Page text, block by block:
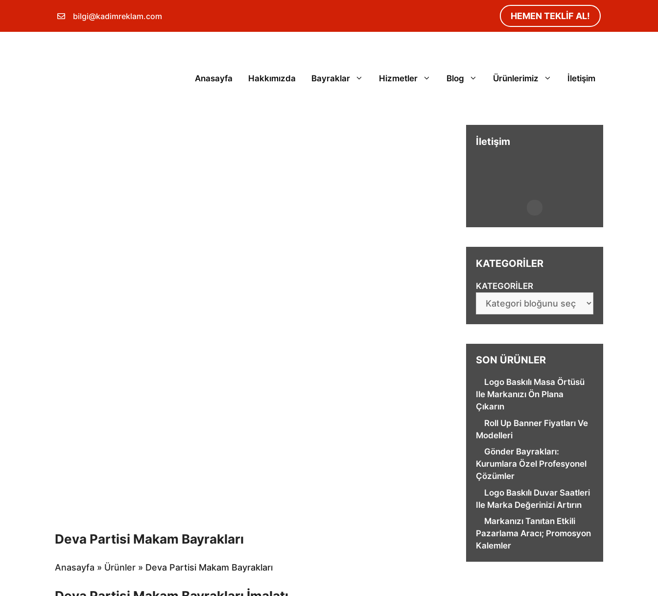
bilgi@kadimreklam.com HEMEN TEKLİF AL!
Anasayfa Hakkımızda Bayraklar Hizmetler Blog Ürünlerimiz İletişim
Deva Partisi Makam Bayrakları
Anasayfa » Ürünler » Deva Partisi Makam Bayrakları
İletişim
KATEGORİLER
KATEGORILER
SON ÜRÜNLER
Logo Baskılı Masa Örtüsü
Ile Markanızı Ön Plana
Çıkarın
Roll Up Banner Fiyatları Ve
Modelleri
Gönder Bayrakları:
Kurumlara Özel Profesyonel
Çözümler
Logo Baskılı Duvar Saatleri
Ile Marka Değerinizi Artırın
Markanızı Tanıtan Etkili
Pazarlama Aracı; Promosyon
Kalemler